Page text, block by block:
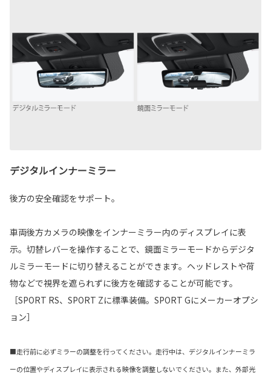
デジタルインナーミラー
後方の安全確認をサポート。
車両後方カメラの映像をインナーミラー内のディスプレイに表
示。切替レバーを操作することで、鏡面ミラーモードからデジタ
ルミラーモードに切り替えることができます。ヘッドレストや荷
物などで視界を遮られずに後方を確認することが可能です。
［SPORT RS、SPORT Zに標準装備。SPORT Gにメーカーオプシ
ョン］
■走行前に必ずミラーの調整を行ってください。走行中は、デジタルインナーミラ
ーの位置やディスプレイに表示される映像を調整しないでください。また、外部光